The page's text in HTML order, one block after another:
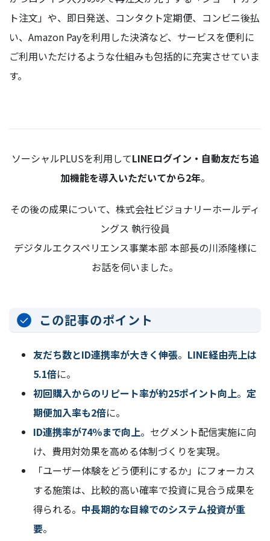
ト注文」や、即日発送、コンタクト定期便、コンビニ後払
い、Amazon Payを利用した決済など、サービスを便利に
ご利用いただけるような仕組みも包括的に充実させていま
す。
ソーシャルPLUSを利用してLINEログイン・自動友だち追
加機能を導入いただいてから2年。
その後の成果について、株式会社ビジョナリーホールディ
ングス 執行役員
デジタルエクスペリエンス事業本部 本部長の川添隆様に
お話を伺いました。
この記事のポイント
友だち数とID連携率が大きく伸張。 LINE経由売上は
5.1倍に。
初回購入からのリピート率が約25ポイント向上。 定
期便加入率も2倍に。
ID連携率が74％まで向上。セグメント配信実施に向
け、費用対効果を高める体制づくりを実現。
「ユーザー体験をどう便利にするか」にフォーカス
する施策は、比較的高い確率で投資に見合う成果を
得られる。 中長期的な目線でのシステム投資が重
要。